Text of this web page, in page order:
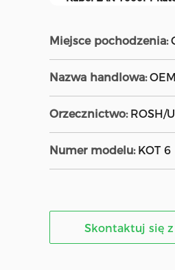
Miejsce pochodzenia:
Nazwa handlowa:
Orzecznictwo: ROSH/
Numer modelu: KOT 6
Skontaktuj się